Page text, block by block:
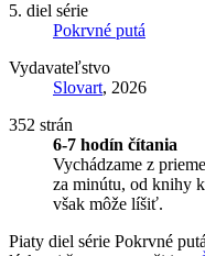
5. diel série
Pokrvné putá
Vydavateľstvo
Slovart, 2026
352 strán
6-7 hodín čítania
Vychádzame z
za minútu, od knihy
však môže líšiť.
Piaty diel série Pokrvné